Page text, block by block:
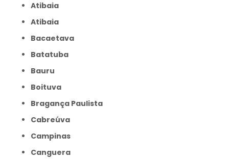
Atibaia
Atibaia
Bacaetava
Batatuba
Bauru
Boituva
Bragança Paulista
Cabreúva
Campinas
Canguera